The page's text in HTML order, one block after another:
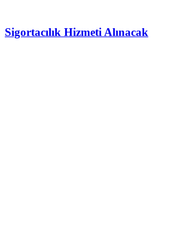
Sigortacılık Hizmeti Alınacak